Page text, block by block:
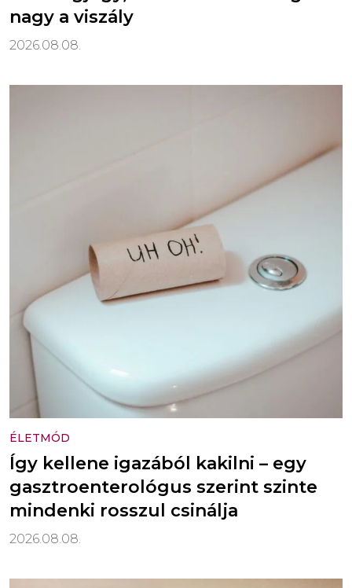
nagy a viszály
2026.08.08.
ÉLETMÓD
Így kellene igazából kakilni – egy
gasztroenterológus szerint szinte
mindenki rosszul csinálja
2026.08.08.